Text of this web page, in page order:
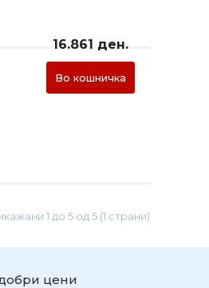
16.861 ден.
Во кошничка
1 до 5 од 5 (1 страни)
цени